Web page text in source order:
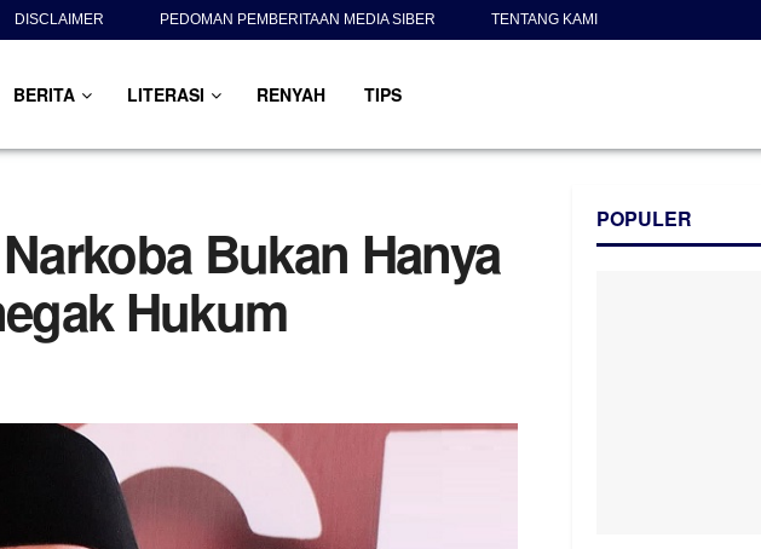
DISCLAIMER PEDOMAN PEMBERITAAN MEDIA SIBER TENTANG KAMI
BERITA LITERASI RENYAH TIPS
Bukan Hanya
Hukum
POPULER